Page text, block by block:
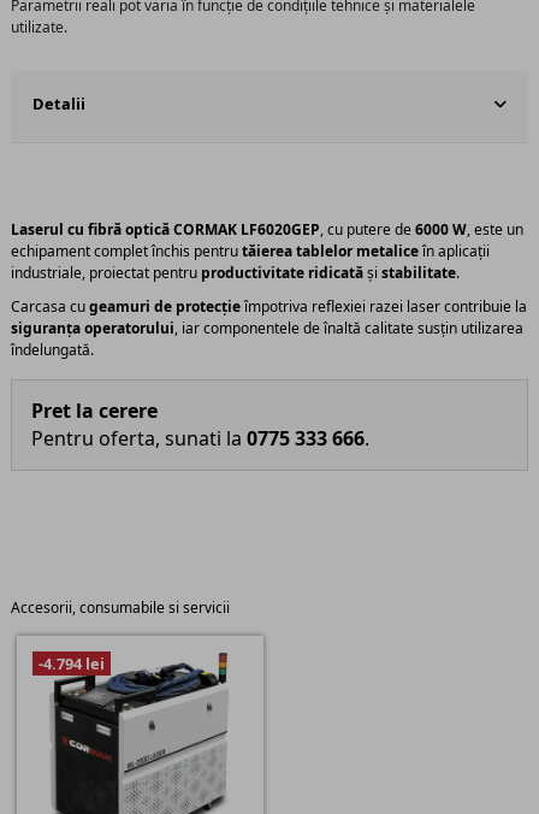
Parametrii reali pot varia în funcție de condițiile tehnice și materialele
utilizate.
Detalii
Laserul cu fibră optică CORMAK LF6020GEP, cu putere de6000 W, este un
echipament complet închis pentrutăierea tablelor metaliceîn aplicații
industriale, proiectat pentru productivitate ridicatăși stabilitate.
Carcasa cugeamuri de protecțieîmpotriva reflexiei razei laser contribuie la
siguranța operatorului, iar componentele de înaltă calitate susțin utilizarea
îndelungată.
Pret la cerere
Pentru oferta, sunati la 0775 333 666.
Accesorii, consumabile si servicii
-4.794 lei